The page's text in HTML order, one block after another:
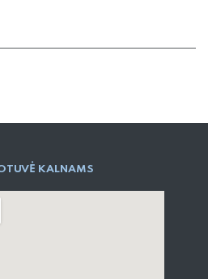
KALNAMS